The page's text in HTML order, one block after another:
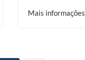
Mais informações